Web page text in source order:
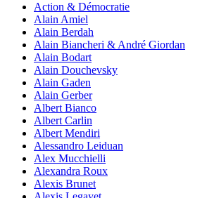
Action & Démocratie
Alain Amiel
Alain Berdah
Alain Biancheri & André Giordan
Alain Bodart
Alain Douchevsky
Alain Gaden
Alain Gerber
Albert Bianco
Albert Carlin
Albert Mendiri
Alessandro Leiduan
Alex Mucchielli
Alexandra Roux
Alexis Brunet